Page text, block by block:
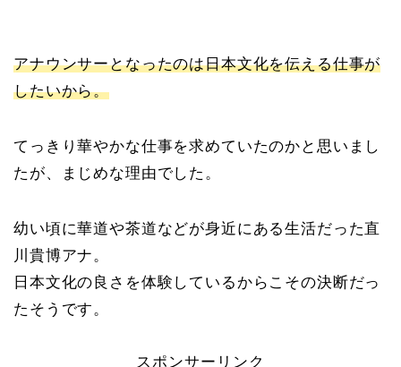
アナウンサーとなったのは日本文化を伝える仕事が
したいから。
てっきり華やかな仕事を求めていたのかと思いまし
たが、まじめな理由でした。
幼い頃に華道や茶道などが身近にある生活だった直
川貴博アナ。
日本文化の良さを体験しているからこその決断だっ
たそうです。
スポンサーリンク